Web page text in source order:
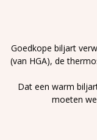
Goedkope biljart
(van HGA), de
Dat een warm
moeten